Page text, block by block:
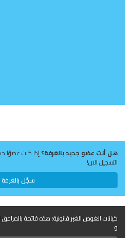
هل أنت عضو جديد بالغرفة؟إذا كنت عضوًا
التسجيل الآن!
سجّل بالغرفة
كيانات الغوص الغير قانونية؛ هذه قائمة بالمرافق
و...